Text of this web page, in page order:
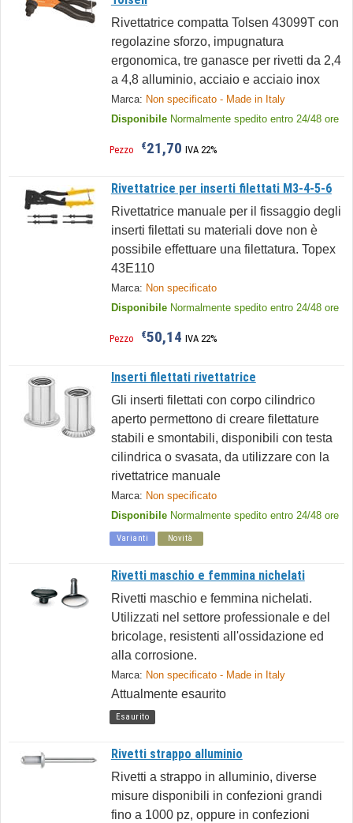
Rivettatrice compatta Tolsen 43099T con
regolazine sforzo, impugnatura
ergonomica, tre ganasce per rivetti da 2,4
a 4,8 alluminio, acciaio e acciaio inox
Marca: Non specificato - Made in Italy
Disponibile Normalmente spedito entro 24/48 ore
Pezzo €21,70 IVA 22%
Rivettatrice per inserti filettati M3-4-5-6
Rivettatrice manuale per il fissaggio degli
inserti filettati su materiali dove non è
possibile effettuare una filettatura. Topex
43E110
Marca: Non specificato
Disponibile Normalmente spedito entro 24/48 ore
Pezzo €50,14 IVA 22%
Inserti filettati rivettatrice
Gli inserti filettati con corpo cilindrico
aperto permettono di creare filettature
stabili e smontabili, disponibili con testa
cilindrica o svasata, da utilizzare con la
rivettatrice manuale
Marca: Non specificato
Disponibile Normalmente spedito entro 24/48 ore
Varianti Novità
Rivetti maschio e femmina nichelati
Rivetti maschio e femmina nichelati.
Utilizzati nel settore professionale e del
bricolage, resistenti all'ossidazione ed
alla corrosione.
Marca: Non specificato - Made in Italy
Attualmente esaurito
Esaurito
Rivetti strappo alluminio
Rivetti a strappo in alluminio, diverse
misure disponibili in confezioni grandi
fino a 1000 pz, oppure in confezioni